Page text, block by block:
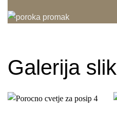
Galerija slik